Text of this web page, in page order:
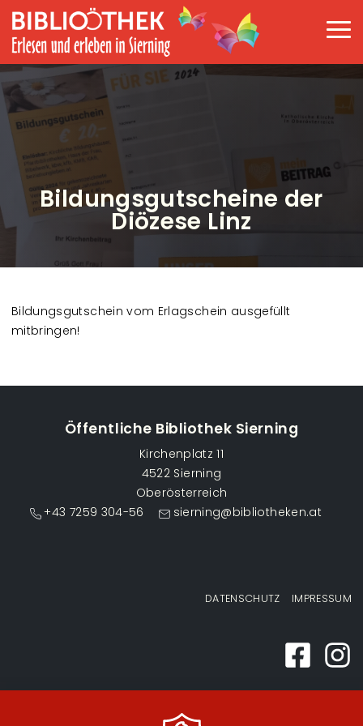
Direkt zum Inhalt
Bildungsgutscheine der
Diözese Linz
Bildungsgutschein vom Erlagschein ausgefüllt
mitbringen!
Öffentliche Bibliothek Sierning
Kirchenplatz 11
4522 Sierning
Oberösterreich
+43 7259 304-56
sierning@bibliotheken.at
DATENSCHUTZ IMPRESSUM